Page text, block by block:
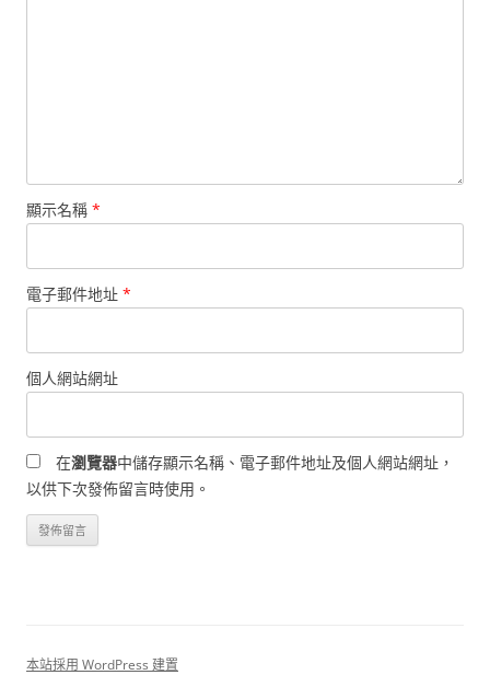
顯示名稱 *
電子郵件地址 *
個人網站網址
在瀏覽器中儲存顯示名稱、電子郵件地址及個人網站網址，
以供下次發佈留言時使用。
本站採用 WordPress 建置